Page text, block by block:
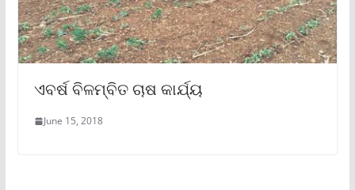
ଏବର୍ଷ ବିଳମ୍ବିତ ଚାଷ କାର୍ଯ୍ୟ
June 15, 2018